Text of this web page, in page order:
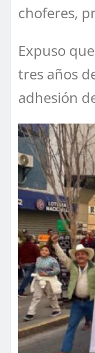
choferes,
Expuso
tres años
adhesión